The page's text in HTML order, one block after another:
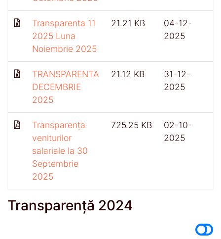
Transparenta 11
2025 Luna
Noiembrie 2025
21.21 KB
04-12-
2025
TRANSPARENTA
DECEMBRIE
2025
21.12 KB
31-12-
2025
Transparența
veniturilor
salariale la 30
Septembrie
2025
725.25 KB
02-10-
2025
Transparență 2024